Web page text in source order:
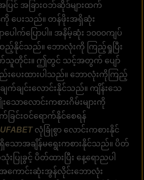
င် အခြားဝဘ်ဆိုဒ်များထက်
ကို ပေးသည်။ တန်ဖိုးအရှိဆုံး
ာပေါက်ပြောပါ။ အနိမ့်ဆုံး ၁၀၀၀ကျပ်
ထည့်နိုင်သည်။ ဘောလုံးကို ကြည့်ရှုပြီး
က်သူတိုင်း။ ဤတွင် သင့်အတွက် ပျော်
ည်းပေးထားပါသည်။ ဘောလုံးကိုကြည့်
ျက်ချင်းလောင်းနိုင်သည်။ ကျိန်းသေ
းသောလောင်းကစားဂိမ်းများကို
ခြင်းဝင်ရောက်နိုင်စေရန်
UFABETလုံခြုံစွာ လောင်းကစားနိုင်
ောအချိန်မရွေးကစားနိုင်သည်။ ပိတ်
ပြုခွင့် ပိတ်ထားပြီး နေ့ရောညပါ
ကောင်းဆုံးအွန်လိုင်းဘောလုံး